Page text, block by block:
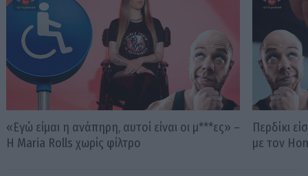
«Εγώ είμαι η ανάπηρη, αυτοί είναι οι μ***ες» –
Η Maria Rolls χωρίς φίλτρο
Περδίκι
με τον